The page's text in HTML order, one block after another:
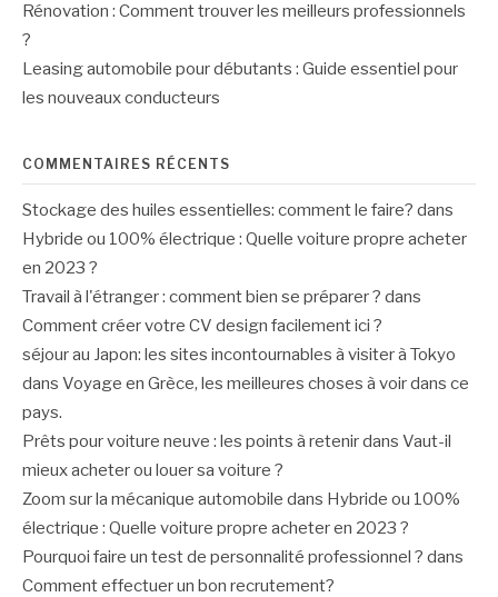
Rénovation : Comment trouver les meilleurs professionnels
?
Leasing automobile pour débutants : Guide essentiel pour
les nouveaux conducteurs
COMMENTAIRES RÉCENTS
Stockage des huiles essentielles: comment le faire? dans
Hybride ou 100% électrique : Quelle voiture propre acheter
en 2023 ?
Travail à l'étranger : comment bien se préparer ? dans
Comment créer votre CV design facilement ici ?
séjour au Japon: les sites incontournables à visiter à Tokyo
dans Voyage en Grèce, les meilleures choses à voir dans ce
pays.
Prêts pour voiture neuve : les points à retenirdans Vaut-il
mieux acheter ou louer sa voiture ?
Zoom sur la mécanique automobile dans Hybride ou 100%
électrique : Quelle voiture propre acheter en 2023 ?
Pourquoi faire un test de personnalité professionnel ? dans
Comment effectuer un bon recrutement?